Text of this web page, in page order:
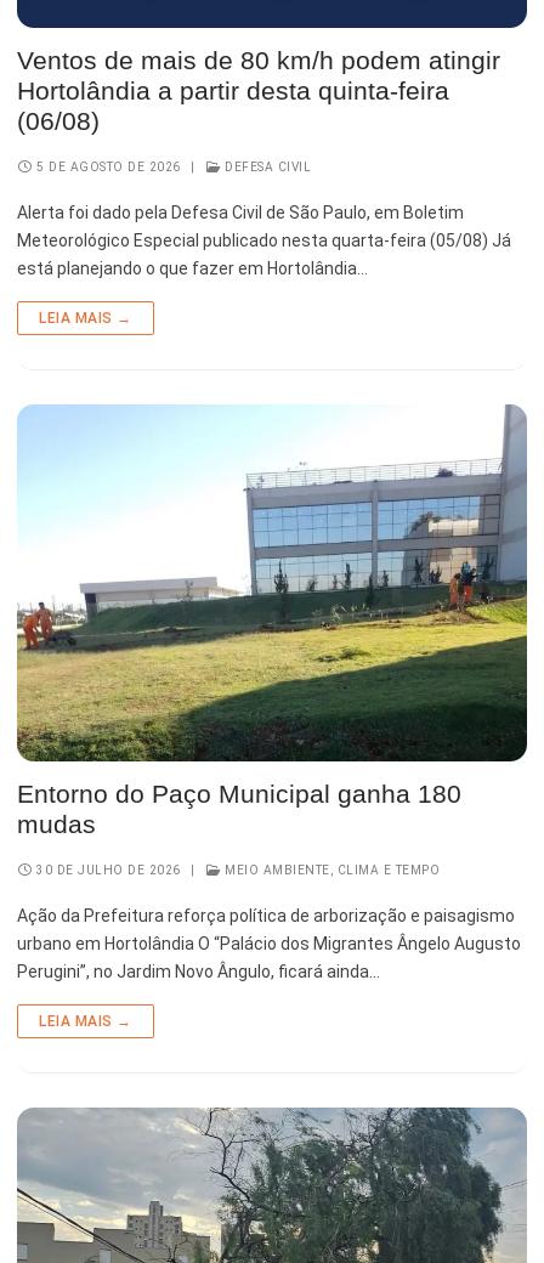
Finanças
Governo
Inclusão e Desenvolvimento Social
Meio Ambiente, Desenvolvimento Sustentável e Assuntos
Climáticos
Serviços Urbanos
Tecnologia e Inovação
Ventos de mais de 80 km/h podem atingir
Hortolândia a partir desta quinta-feira
(06/08)
5 DE AGOSTO DE 2026 DEFESA CIVIL
Alerta foi dado pela Defesa Civil de São Paulo, em Boletim
Meteorológico Especial publicado nesta quarta-feira (05/08) Já
está planejando o que fazer em Hortolândia…
LEIA MAIS →
Entorno do Paço Municipal ganha 180
mudas
30 DE JULHO DE 2026 MEIO AMBIENTE, CLIMA E TEMPO
Ação da Prefeitura reforça política de arborização e paisagismo
urbano em Hortolândia O “Palácio dos Migrantes Ângelo Augusto
Perugini”, no Jardim Novo Ângulo, ficará ainda…
LEIA MAIS →